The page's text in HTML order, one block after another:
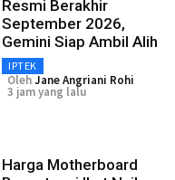
Resmi Berakhir
September 2026,
Gemini Siap Ambil Alih
IPTEK
OlehJane Angriani Rohi
3 jam yang lalu
Harga Motherboard